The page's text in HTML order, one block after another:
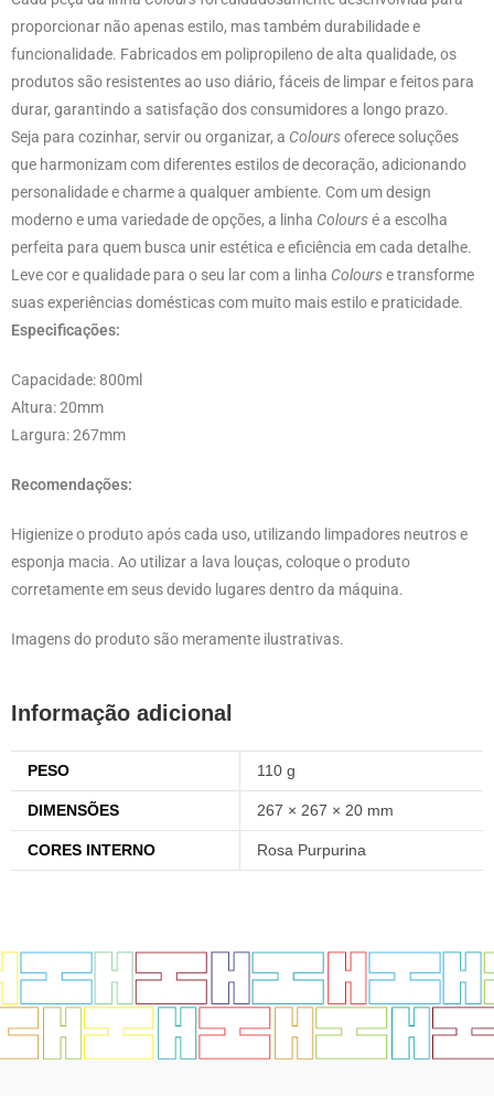
proporcionar não apenas estilo, mas também durabilidade e
funcionalidade. Fabricados em polipropileno de alta qualidade, os
produtos são resistentes ao uso diário, fáceis de limpar e feitos para
durar, garantindo a satisfação dos consumidores a longo prazo.
Seja para cozinhar, servir ou organizar, a Coloursoferece soluções
que harmonizam com diferentes estilos de decoração, adicionando
personalidade e charme a qualquer ambiente. Com um design
moderno e uma variedade de opções, a linha Coloursé a escolha
perfeita para quem busca unir estética e eficiência em cada detalhe.
Leve cor e qualidade para o seu lar com a linha Colourse transforme
suas experiências domésticas com muito mais estilo e praticidade.
Especificações:
Capacidade: 800ml
Altura: 20mm
Largura: 267mm
Recomendações:
Higienize o produto após cada uso, utilizando limpadores neutros e
esponja macia. Ao utilizar a lava louças, coloque o produto
corretamente em seus devido lugares dentro da máquina.
Imagens do produto são meramente ilustrativas.
Informação adicional
PESO 110 g
DIMENSÕES 267 × 267 × 20 mm
CORES INTERNO Rosa Purpurina